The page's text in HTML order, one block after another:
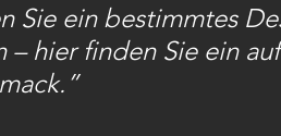
Sie ein bestimmtes
– hier finden Sie ein